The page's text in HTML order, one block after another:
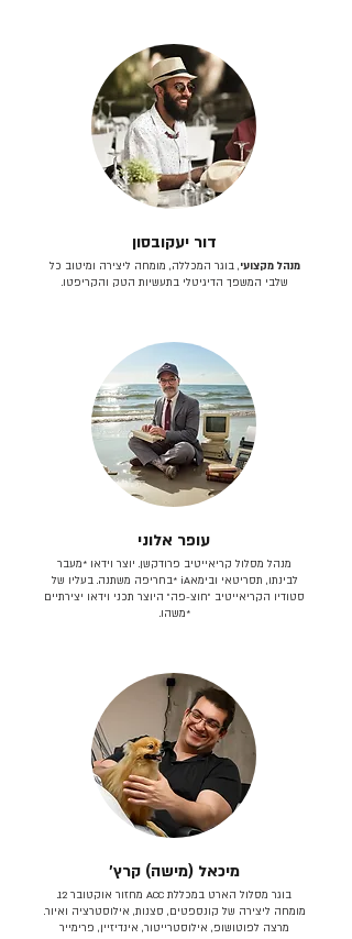
דור יעקובסון
מנהל מקצועי, בוגר המכללה, מומחה ליצירה ומיטוב כל
שלבי המשפך הדיגיטלי בתעשיות הטק והקריפטו.
עופר אלוני
מנהל מסלול קריאייטיב פרודקשן. יוצר וידאו *מעבר
לבינתו, תסריטאי וב​ימאiA‎ *בחריפה משתנה. בעליו של
סטודיו הקריאייטיב ״חוצ-פה״ היוצר תכני וידאו יצירתיים
*משהו.
מיכאל (מישה) קרץ׳
בוגר מסלול הארט במכללת ACC מחזור אוקטובר 12.
מומחה ליצירה של קונספטים, סצנות, אילוסטרציה ואיור.
מרצה לפוטושופ, אילוסטרייטור, אינדיזיין, פרימייר